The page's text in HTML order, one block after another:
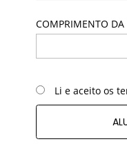
COMPRIMENTO DA
Li e aceito os